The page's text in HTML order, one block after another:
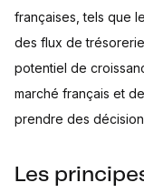
françaises, tels que
des flux de
potentiel de
marché français et
prendre des
Les